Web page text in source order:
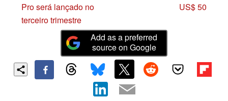
Pro será lançado no
terceiro trimestre
US$ 50
Add as a preferred
source on Google